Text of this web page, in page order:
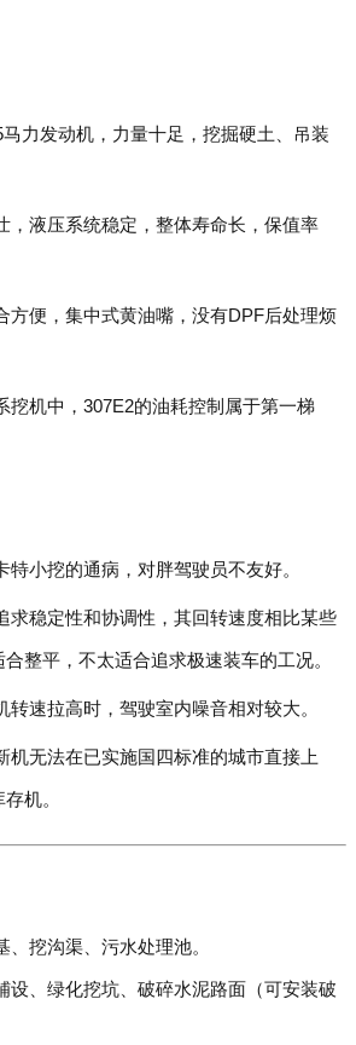
力发动机，力量十足，挖掘硬土、吊装
，液压系统稳定，整体寿命长，保值率
方便，集中式黄油嘴，没有DPF后处理烦
挖机中，307E2的油耗控制属于第一梯
特小挖的通病，对胖驾驶员不友好。
求稳定性和协调性，其回转速度相比某些
整平，不太适合追求极速装车的工况。
转速拉高时，驾驶室内噪音相对较大。
机无法在已实施国四标准的城市直接上
机。
、挖沟渠、污水处理池。
设、绿化挖坑、破碎水泥路面（可安装破